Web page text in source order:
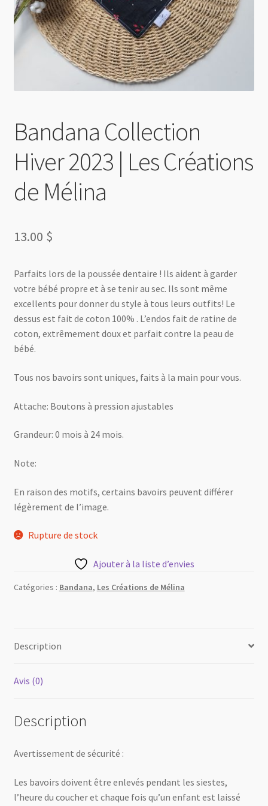
Bandana Collection
Hiver 2023 | Les Créations
de Mélina
13.00 $
Parfaits lors de la poussée dentaire ! Ils aident à garder
votre bébé propre et à se tenir au sec. Ils sont même
excellents pour donner du style à tous leurs outfits! Le
dessus est fait de coton 100% . L’endos fait de ratine de
coton, extrêmement doux et parfait contre la peau de
bébé.
Tous nos bavoirs sont uniques, faits à la main pour vous.
Attache: Boutons à pression ajustables
Grandeur: 0 mois à 24 mois.
Note:
En raison des motifs, certains bavoirs peuvent différer
légèrement de l’image.
Rupture de stock
Ajouter à la liste d’envies
Catégories : Bandana, Les Créations de Mélina
Description
Avis (0)
Description
Avertissement de sécurité :
Les bavoirs doivent être enlevés pendant les siestes,
l’heure du coucher et chaque fois qu’un enfant est laissé